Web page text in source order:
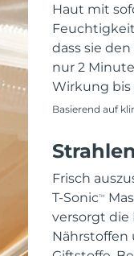
Haut mit
dass sie
nur 2
Wirkung bis
Basierend auf
Frisch
T-SonicTM
versorgt die